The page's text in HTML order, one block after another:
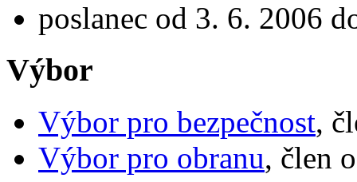
poslanec od 3. 6. 2006
Výbor
Výbor pro bezpečnost,
Výbor pro obranu, člen